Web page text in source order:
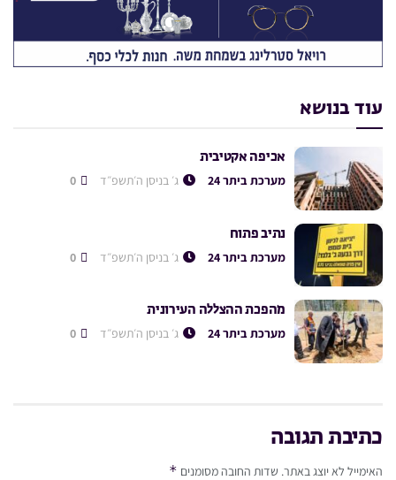
עוד בנושא
אכיפה אקטיבית
מערכת ביתר 24 ג׳ בניסן ה׳תשפ״ד
נתיב פתוח
מערכת ביתר 24 ג׳ בניסן ה׳תשפ״ד
מהפכת ההצללה העירונית
מערכת ביתר 24 ג׳ בניסן ה׳תשפ״ד
כתיבת תגובה
האימייל לא יוצג באתר. שדות החובה מסומנים *